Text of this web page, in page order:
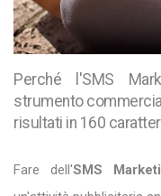
Perché l'SMS
strumento
risultati in 160
Fare dell'SMS